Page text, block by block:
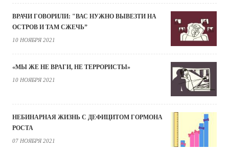
ВРАЧИ ГОВОРИЛИ: "ВАС НУЖНО ВЫВЕЗТИ НА
ОСТРОВ И ТАМ СЖЕЧЬ”
10 НОЯБРЯ 2021
«МЫ ЖЕ НЕ ВРАГИ, НЕ ТЕРРОРИСТЫ»
10 НОЯБРЯ 2021
НЕБИНАРНАЯ ЖИЗНЬ С ДЕФИЦИТОМ ГОРМОНА
РОСТА
07 НОЯБРЯ 2021